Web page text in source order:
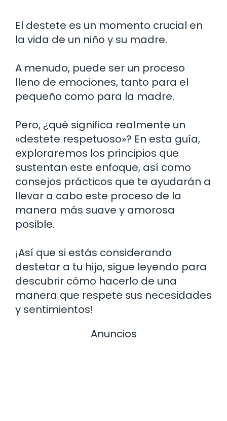
El destete es un momento crucial en
la vida de un niño y su madre.
A menudo, puede ser un proceso
lleno de emociones, tanto para el
pequeño como para la madre.
Pero, ¿qué significa realmente un
«destete respetuoso»? En esta guía,
exploraremos los principios que
sustentan este enfoque, así como
consejos prácticos que te ayudarán a
llevar a cabo este proceso de la
manera más suave y amorosa
posible.
¡Así que si estás considerando
destetar a tu hijo, sigue leyendo para
descubrir cómo hacerlo de una
manera que respete sus necesidades
y sentimientos!
Anuncios